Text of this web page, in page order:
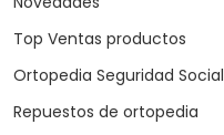
Top Ventas productos
Ortopedia Seguridad Social
Repuestos de ortopedia